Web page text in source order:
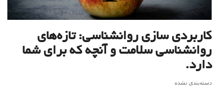
کاربردی سازی روانشناسی: تازه‌های
روانشناسی سلامت و آنچه که برای شما
دارد.
دسته‌بندی نشده